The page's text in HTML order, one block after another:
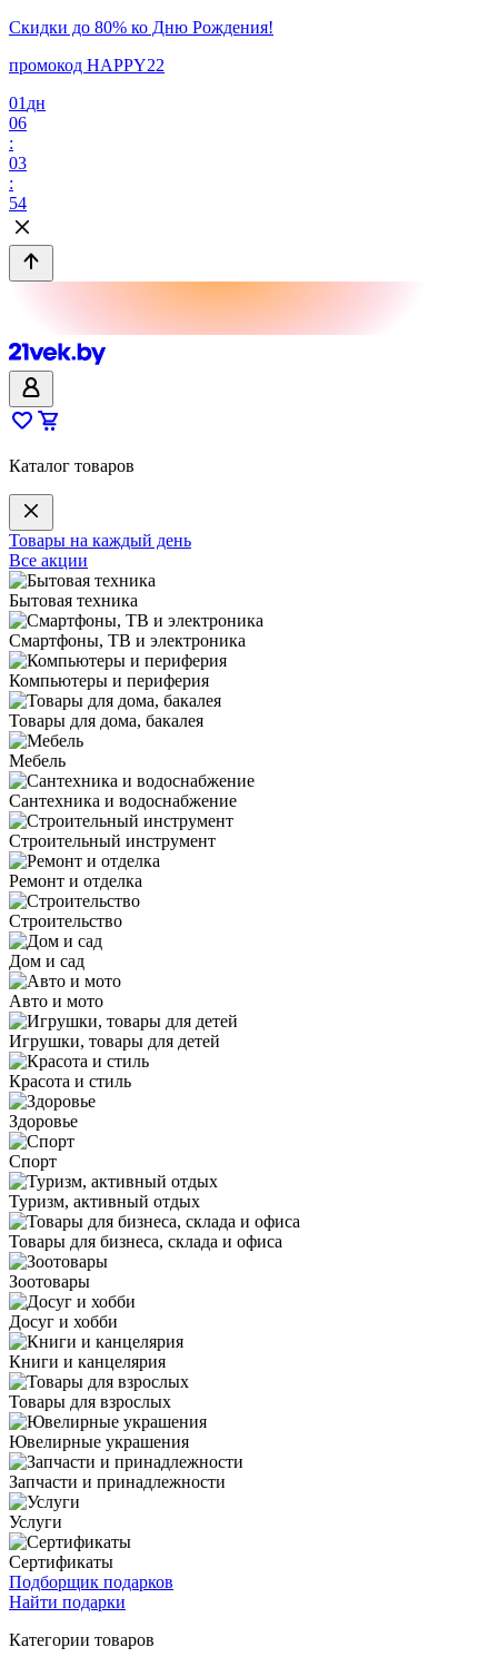
Скидки до 80% ко Дню Рождения!
промокод HAPPY22
01 дн
06
:
03
:
54
Каталог товаров
Товары на каждый день
Все акции
Бытовая техника
Смартфоны, ТВ и электроника
Компьютеры и периферия
Товары для дома, бакалея
Мебель
Сантехника и водоснабжение
Строительный инструмент
Ремонт и отделка
Строительство
Дом и сад
Авто и мото
Игрушки, товары для детей
Красота и стиль
Здоровье
Спорт
Туризм, активный отдых
Товары для бизнеса, склада и офиса
Зоотовары
Досуг и хобби
Книги и канцелярия
Товары для взрослых
Ювелирные украшения
Запчасти и принадлежности
Услуги
Сертификаты
Подборщик подарков
Найти подарки
Категории товаров